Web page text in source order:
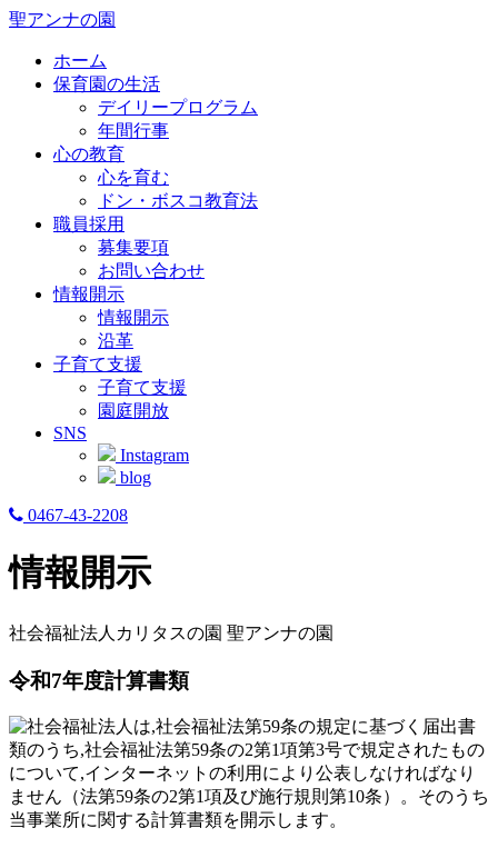
聖アンナの園
ホーム
保育園の生活
デイリープログラム
年間行事
心の教育
心を育む
ドン・ボスコ教育法
職員採用
募集要項
お問い合わせ
情報開示
情報開示
沿革
子育て支援
子育て支援
園庭開放
SNS
Instagram
blog
0467-43-2208
情報開示
社会福祉法人カリタスの園 聖アンナの園
令和7年度計算書類
社会福祉法人は,社会福祉法第59条の規定に基づく届出書
類のうち,社会福祉法第59条の2第1項第3号で規定されたもの
について,インターネットの利用により公表しなければなり
ません（法第59条の2第1項及び施行規則第10条）。そのうち
当事業所に関する計算書類を開示します。